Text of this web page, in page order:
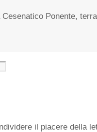
Cesenatico Ponente,
il piacere della